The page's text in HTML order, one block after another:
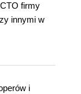
CTO firmy
innymi w
i